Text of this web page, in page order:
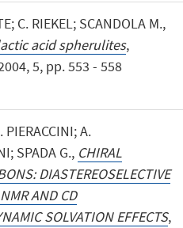
C. RIEKEL; SCANDOLA M.,
acid spherulites,
5, pp. 553 - 558
PIERACCINI; A.
SPADA G., CHIRAL
DIASTEREOSELECTIVE
AND CD
SOLVATION EFFECTS,